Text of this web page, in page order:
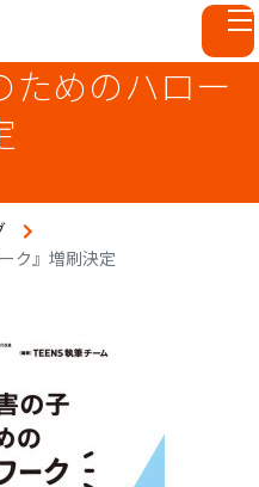
ためのハロー
ク』増刷決定